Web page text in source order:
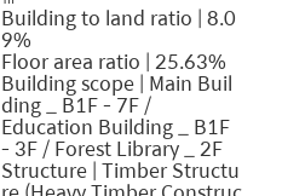
Building to land ratio | 8.0
9%
Floor area ratio | 25.63%
Building scope | Main Buil
ding _ B1F - 7F /
Education Building _ B1F
- 3F / Forest Library _ 2F
Structure | Timber Structu